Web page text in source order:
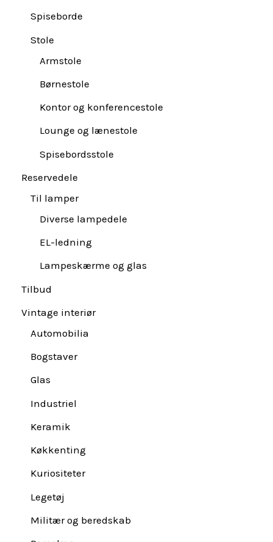
Spiseborde
Stole
Armstole
Børnestole
Kontor og konferencestole
Lounge og lænestole
Spisebordsstole
Reservedele
Til lamper
Diverse lampedele
EL-ledning
Lampeskærme og glas
Tilbud
Vintage interiør
Automobilia
Bogstaver
Glas
Industriel
Keramik
Køkkenting
Kuriositeter
Legetøj
Militær og beredskab